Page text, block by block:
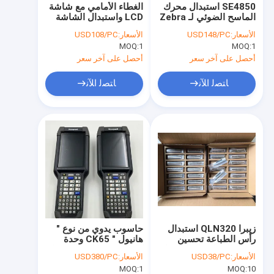
الغطاء الأمامي مع شاشة
LCD واستبدال الشاشة
CT60
الأسعار:USD108/PC
MOQ:1
أحصل على آخر سعر
ﺎﺘﺼﻟ ﺍﻶﻧ
SE4850 استبدال محرك
الماسح الضوئي لـ Zebra
MC9300
الأسعار:USD148/PC
MOQ:1
أحصل على آخر سعر
ﺎﺘﺼﻟ ﺍﻶﻧ
حاسوب يدوي من نوع "
هانيول " CK65 وحدة
كاملة مستعملة حالة عمل
جيدة 90% جديدة
الأسعار:USD380/PC
MOQ:1
زيبرا QLN320 استبدال
رأس الطباعة تحسين
تجربة الطباعة الخاصة بك
الأسعار:USD38/PC
MOQ:10